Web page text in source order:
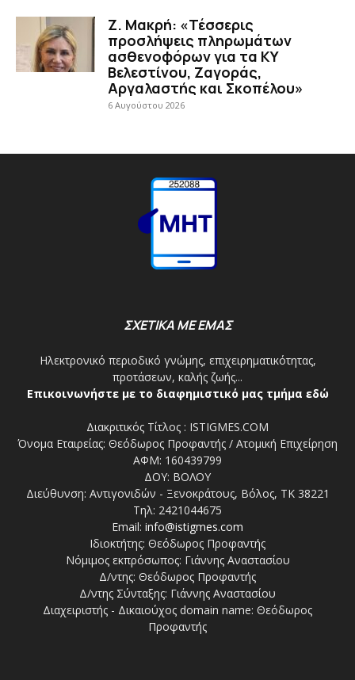
Ζ. Μακρή: «Τέσσερις
προσλήψεις πληρωμάτων
ασθενοφόρων για τα ΚΥ
Βελεστίνου, Ζαγοράς,
Αργαλαστής και Σκοπέλου»
6 Αυγούστου 2026
ΣΧΕΤΙΚΑ ΜΕ ΕΜΑΣ
Ηλεκτρονικό περιοδικό γνώμης, επιχειρηματικότητας,
προτάσεων, καλής ζωής...
Επικοινωνήστε με το διαφημιστικό μας τμήμα εδώ
Διακριτικός Τίτλος : ISTIGMES.COM
Όνομα Εταιρείας: Θεόδωρος Προφαντής / Ατομική Επιχείρηση
ΑΦΜ: 160439799
ΔΟΥ: ΒΟΛΟΥ
Διεύθυνση: Αντιγονιδών - Ξενοκράτους, Βόλος, ΤΚ 38221
Τηλ: 2421044675
Email: info@istigmes.com
Ιδιοκτήτης: Θεόδωρος Προφαντής
Νόμιμος εκπρόσωπος: Γιάννης Αναστασίου
Δ/ντης: Θεόδωρος Προφαντής
Δ/ντης Σύνταξης: Γιάννης Αναστασίου
Διαχειριστής - Δικαιούχος domain name: Θεόδωρος
Προφαντής